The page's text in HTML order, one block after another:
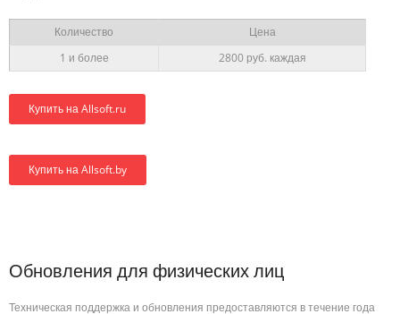
Количество
Цена
1 и более
2800 руб. каждая
Купить на Allsoft.ru
Купить на Allsoft.by
Обновления для физических лиц
Техническая поддержка и обновления предоставляются в течение года